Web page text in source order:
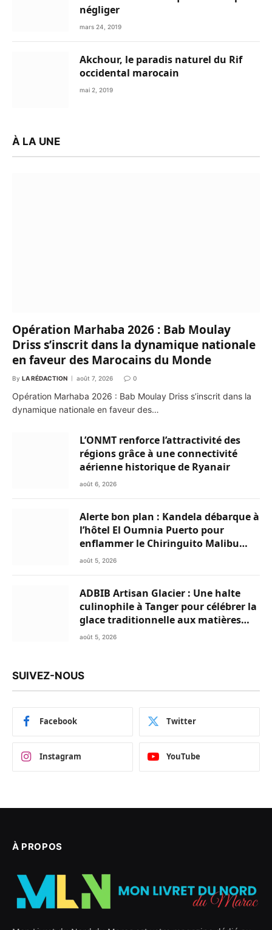
négliger
mars 24, 2019
Akchour, le paradis naturel du Rif
occidental marocain
mai 2, 2019
À LA UNE
Opération Marhaba 2026 : Bab Moulay
Driss s’inscrit dans la dynamique nationale
en faveur des Marocains du Monde
By LA RÉDACTION août 7, 2026 0
Opération Marhaba 2026 : Bab Moulay Driss s’inscrit dans la
dynamique nationale en faveur des…
L’ONMT renforce l’attractivité des
régions grâce à une connectivité
aérienne historique de Ryanair
août 6, 2026
Alerte bon plan : Kandela débarque à
l’hôtel El Oumnia Puerto pour
enflammer le Chiringuito Malibu
Club
août 5, 2026
ADBIB Artisan Glacier : Une halte
culinophile à Tanger pour célébrer la
glace traditionnelle aux matières
premières de choix
août 5, 2026
SUIVEZ-NOUS
Facebook Twitter
Instagram YouTube
À PROPOS